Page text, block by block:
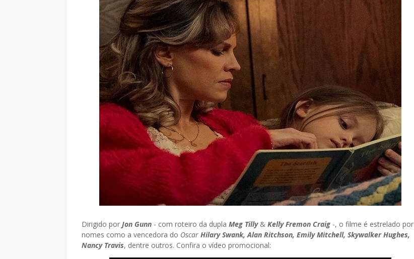
Dirigido por Jon Gunn - com roteiro da dupla Meg Tilly& Kelly Fremon Craig -, o filme é estrelado por
nomes como a vencedora do Oscar Hilary Swank, Alan Ritchson, Emily Mitchell, Skywalker Hughes,
Nancy Travis, dentre outros. Confira o vídeo promocional: